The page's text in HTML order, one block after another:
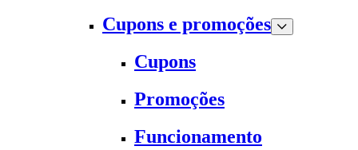
Cupons e promoções
Cupons
Promoções
Funcionamento